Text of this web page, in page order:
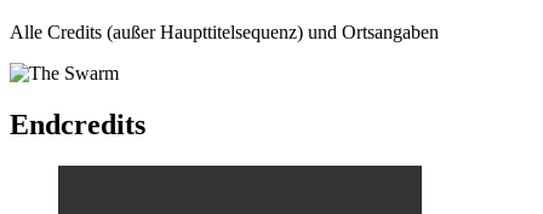
Alle Credits (außer Haupttitelsequenz) und Ortsangaben
Endcredits